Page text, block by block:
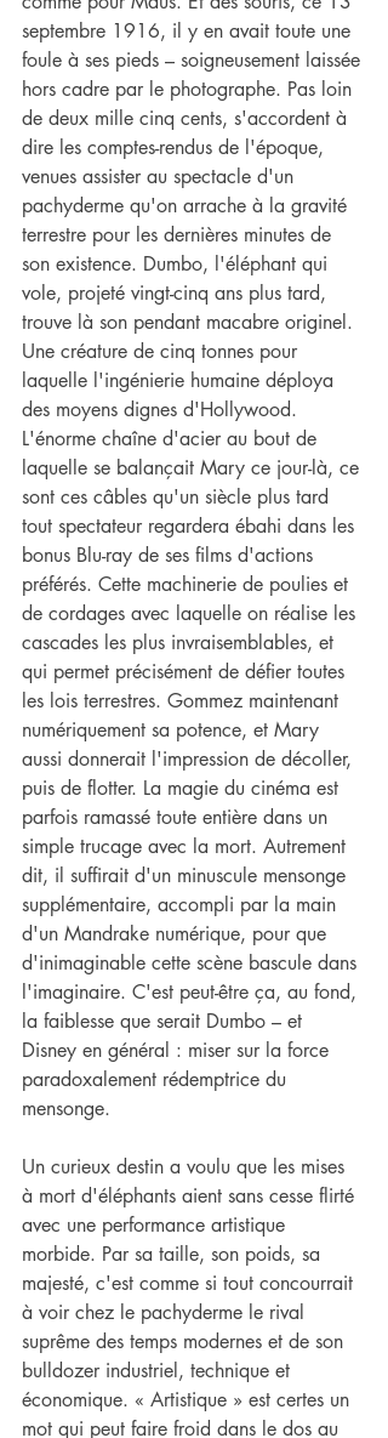
septembre 1916, il y en avait toute une
foule à ses pieds – soigneusement laissée
hors cadre par le photographe. Pas loin
de deux mille cinq cents, s'accordent à
dire les comptes-rendus de l'époque,
venues assister au spectacle d'un
pachyderme qu'on arrache à la gravité
terrestre pour les dernières minutes de
son existence. Dumbo, l'éléphant qui
vole, projeté vingt-cinq ans plus tard,
trouve là son pendant macabre originel.
Une créature de cinq tonnes pour
laquelle l'ingénierie humaine déploya
des moyens dignes d'Hollywood.
L'énorme chaîne d'acier au bout de
laquelle se balançait Mary ce jour-là, ce
sont ces câbles qu'un siècle plus tard
tout spectateur regardera ébahi dans les
bonus Blu-ray de ses films d'actions
préférés. Cette machinerie de poulies et
de cordages avec laquelle on réalise les
cascades les plus invraisemblables, et
qui permet précisément de défier toutes
les lois terrestres. Gommez maintenant
numériquement sa potence, et Mary
aussi donnerait l'impression de décoller,
puis de flotter. La magie du cinéma est
parfois ramassé toute entière dans un
simple trucage avec la mort. Autrement
dit, il suffirait d'un minuscule mensonge
supplémentaire, accompli par la main
d'un Mandrake numérique, pour que
d'inimaginable cette scène bascule dans
l'imaginaire. C'est peut-être ça, au fond,
la faiblesse que serait Dumbo – et
Disney en général : miser sur la force
paradoxalement rédemptrice du
mensonge.
Un curieux destin a voulu que les mises
à mort d'éléphants aient sans cesse flirté
avec une performance artistique
morbide. Par sa taille, son poids, sa
majesté, c'est comme si tout concourrait
à voir chez le pachyderme le rival
suprême des temps modernes et de son
bulldozer industriel, technique et
économique. « Artistique » est certes un
mot qui peut faire froid dans le dos au